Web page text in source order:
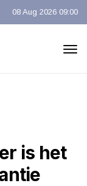
08 Aug 2026 09:00
is het